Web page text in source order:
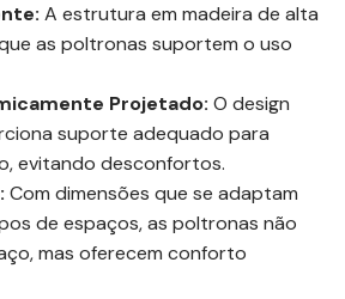
A estrutura em madeira de alta
as poltronas suportem o uso
Projetado: O design
suporte adequado para
evitando desconfortos.
Com dimensões que se adaptam
de espaços, as poltronas não
mas oferecem conforto